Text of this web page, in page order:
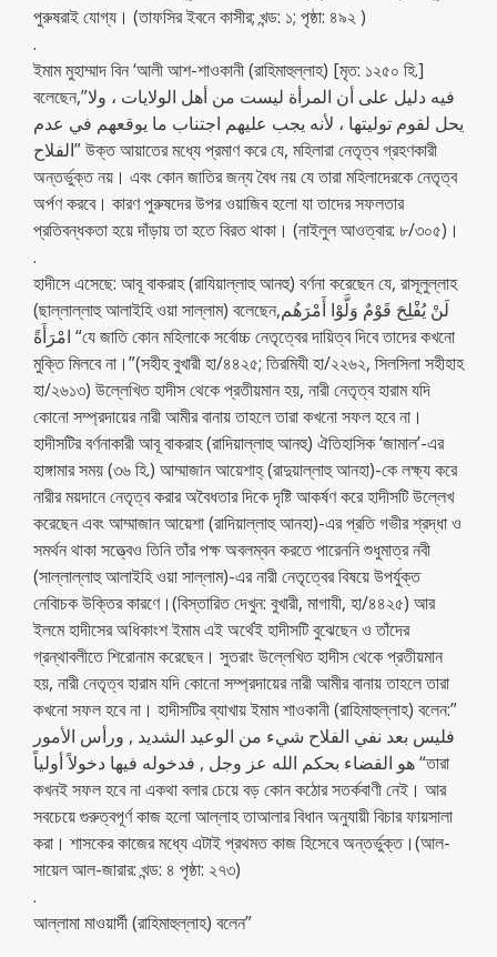
পুরুষরাই যোগ্য। (তাফসির ইবনে কাসীর; খন্ড: ১; পৃষ্ঠা: ৪৯২ )
.
ইমাম মুহাম্মাদ বিন ‘আলী আশ-শাওকানী (রাহিমাহুল্লাহ) [মৃত: ১২৫০ হি.]
বলেছেন,”فيه دليل على أن المرأة ليست من أهل الولايات ، ولا
يحل لقوم توليتها ، لأنه يجب عليهم اجتناب ما يوقعهم في عدم
الفلاح” উক্ত আয়াতের মধ্যে প্রমাণ করে যে, মহিলারা নেতৃত্ব গ্রহণকারী
অন্তর্ভুক্ত নয়। এবং কোন জাতির জন্য বৈধ নয় যে তারা মহিলাদেরকে নেতৃত্ব
অর্পণ করবে। কারণ পুরুষদের উপর ওয়াজিব হলো যা তাদের সফলতার
প্রতিবন্ধকতা হয়ে দাঁড়ায় তা হতে বিরত থাকা। (নাইলুল আওত্বার: ৮/৩০৫)।
.
হাদীসে এসেছে: আবূ বাকরাহ (রাযিয়াল্লাহু আনহু) বর্ণনা করেছেন যে, রাসূলুল্লাহ
(ছাল্লাল্লাহু আলাইহি ওয়া সাল্লাম) বলেছেন,لَنْ يُفْلِحَ قَوْمٌ وَلَّوْا أَمْرَهُم
امْرَأَةً “যে জাতি কোন মহিলাকে সর্বোচ্চ নেতৃত্বের দায়িত্ব দিবে তাদের কখনো
মুক্তি মিলবে না।”(সহীহ বুখারী হা/৪৪২৫; তিরমিযী হা/২২৬২, সিলসিলা সহীহাহ
হা/২৬১৩) উল্লেখিত হাদীস থেকে প্রতীয়মান হয়, নারী নেতৃত্ব হারাম যদি
কোনো সম্প্রদায়ের নারী আমীর বানায় তাহলে তারা কখনো সফল হবে না।
হাদীসটির বর্ণনাকারী আবূ বাকরাহ (রাদিয়াল্লাহু আনহু) ঐতিহাসিক ‘জামাল’-এর
হাঙ্গামার সময় (৩৬ হি.) আম্মাজান আয়েশাহ্ (রাদুয়াল্লাহু আনহা)-কে লক্ষ্য করে
নারীর ময়দানে নেতৃত্ব করার অবৈধতার দিকে দৃষ্টি আকর্ষণ করে হাদীসটি উল্লেখ
করেছেন এবং আম্মাজান আয়েশা (রাদিয়াল্লাহু আনহা)-এর প্রতি গভীর শ্রদ্ধা ও
সমর্থন থাকা সত্ত্বেও তিনি তাঁর পক্ষ অবলম্বন করতে পারেননি শুধুমাত্র নবী
(সাল্লাল্লাহু আলাইহি ওয়া সাল্লাম)-এর নারী নেতৃত্বের বিষয়ে উপর্যুক্ত
নেবিাচক উক্তির কারণে।(বিস্তারিত দেখুন: বুখারী, মাগাযী, হা/৪৪২৫) আর
ইলমে হাদীসের অধিকাংশ ইমাম এই অর্থেই হাদীসটি বুঝেছেন ও তাঁদের
গ্রন্থাবলীতে শিরোনাম করেছেন। সুতরাং উল্লেখিত হাদীস থেকে প্রতীয়মান
হয়, নারী নেতৃত্ব হারাম যদি কোনো সম্প্রদায়ের নারী আমীর বানায় তাহলে তারা
কখনো সফল হবে না। হাদীসটির ব্যাখায় ইমাম শাওকানী (রাহিমাহুল্লাহ) বলেন:”
فليس بعد نفي الفلاح شيء من الوعيد الشديد , ورأس الأمور
هو القضاء بحكم الله عز وجل , فدخوله فيها دخولاً أولياً “তারা
কখনই সফল হবে না একথা বলার চেয়ে বড় কোন কঠোর সতর্কবাণী নেই। আর
সবচেয়ে গুরুত্বপূর্ণ কাজ হলো আল্লাহ তাআলার বিধান অনুযায়ী বিচার ফায়সালা
করা। শাসকের কাজের মধ্যে এটাই প্রথমত কাজ হিসেবে অন্তর্ভুক্ত।(আল-
সায়েল আল-জারার: খন্ড: ৪ পৃষ্ঠা: ২৭৩)
.
আল্লামা মাওয়ার্দী (রাহিমাহুল্লাহ) বলেন”